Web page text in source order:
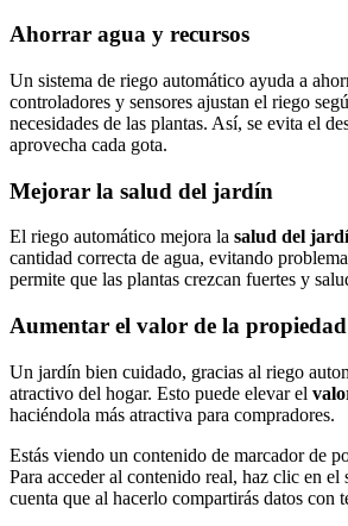
Ahorrar agua y recursos
Un sistema de riego automático ayuda a
controladores y sensores ajustan el riego
necesidades de las plantas. Así, se evita el
aprovecha cada gota.
Mejorar la salud del jardín
El riego automático mejora la salud del
cantidad correcta de agua, evitando
permite que las plantas crezcan fuertes y
Aumentar el valor de la propiedad
Un jardín bien cuidado, gracias al riego
atractivo del hogar. Esto puede elevar el
haciéndola más atractiva para compradores.
Estás viendo un contenido de marcador de
Para acceder al contenido real, haz clic en el
cuenta que al hacerlo compartirás datos con